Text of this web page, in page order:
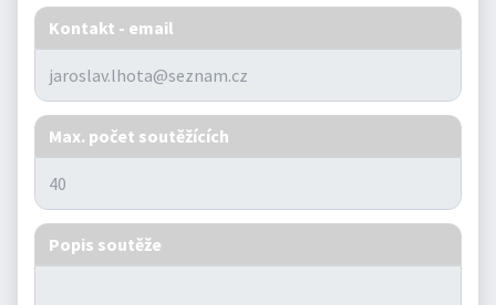
Kontakt - email
Max. počet soutěžících
Popis soutěže